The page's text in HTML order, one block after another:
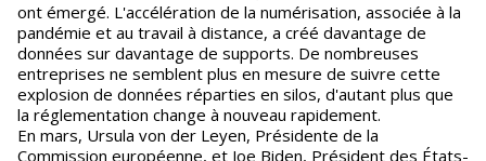
ont émergé. L'accélération de la numérisation, associée à la
pandémie et au travail à distance, a créé davantage de
données sur davantage de supports. De nombreuses
entreprises ne semblent plus en mesure de suivre cette
explosion de données réparties en silos, d'autant plus que
la réglementation change à nouveau rapidement.
En mars, Ursula von der Leyen, Présidente de la
Commission européenne, et Joe Biden, Président des États-